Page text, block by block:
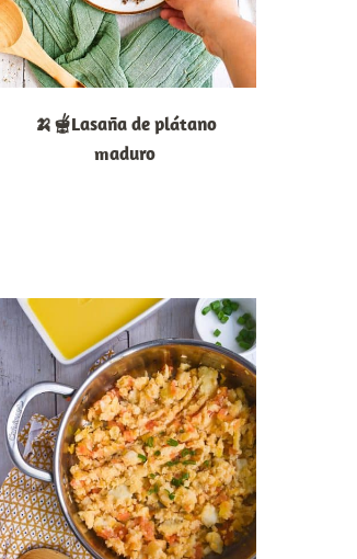
🍌🫕Lasaña de plátano
maduro